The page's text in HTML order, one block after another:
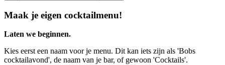
Maak je eigen cocktailmenu!
Laten we beginnen.
Kies eerst een naam voor je menu. Dit kan iets zijn als 'Bobs
cocktailavond', de naam van je bar, of gewoon 'Cocktails'.